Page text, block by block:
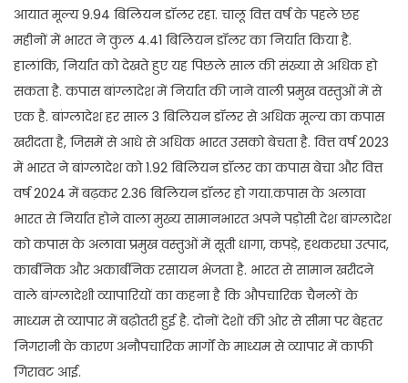
आयात मूल्य 9.94 बिलियन डॉलर रहा. चालू वित्त वर्ष के पहले छह
महीनों में भारत ने कुल 4.41 बिलियन डॉलर का निर्यात किया है.
हालांकि, निर्यात को देखते हुए यह पिछले साल की संख्या से अधिक हो
सकता है. कपास बांग्लादेश में निर्यात की जाने वाली प्रमुख वस्तुओं में से
एक है. बांग्लादेश हर साल 3 बिलियन डॉलर से अधिक मूल्य का कपास
खरीदता है, जिसमें से आधे से अधिक भारत उसको बेचता है. वित्त वर्ष 2023
में भारत ने बांग्लादेश को 1.92 बिलियन डॉलर का कपास बेचा और वित्त
वर्ष 2024 में बढ़कर 2.36 बिलियन डॉलर हो गया.कपास के अलावा
भारत से निर्यात होने वाला मुख्य सामानभारत अपने पड़ोसी देश बांग्लादेश
को कपास के अलावा प्रमुख वस्तुओं में सूती धागा, कपड़े, हथकरघा उत्पाद,
कार्बनिक और अकार्बनिक रसायन भेजता है. भारत से सामान खरीदने
वाले बांग्लादेशी व्यापारियों का कहना है कि औपचारिक चैनलों के
माध्यम से व्यापार में बढ़ोतरी हुई है. दोनों देशों की ओर से सीमा पर बेहतर
निगरानी के कारण अनौपचारिक मार्गों के माध्यम से व्यापार में काफी
गिरावट आई.